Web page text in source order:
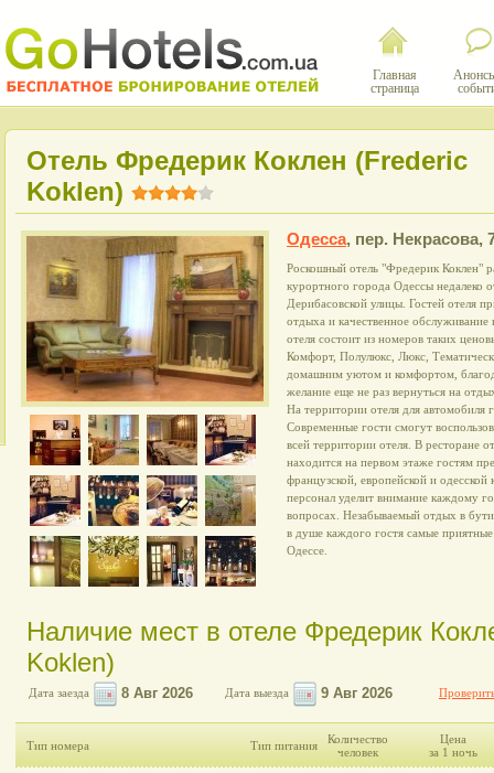
Главная
страница
Отель Фредерик Коклен (Frederic
Koklen)
Одесса, пер. Некрасова,
Роскошный отель "Фредерик Коклен"
курортного города Одессы недалеко
Дерибасовской улицы. Гостей отеля
отдыха и качественное
отеля состоит из номеров таких
Комфорт, Полулюкс, Люкс,
домашним уютом и комфортом,
желание еще не раз вернуться на
На территории отеля для автомобиля
Современные гости смогут
всей территории отеля. В ресторане
находится на первом этаже гостям
французской, европейской и
персонал уделит внимание каждому
вопросах. Незабываемый отдых в
в душе каждого гостя самые
Одессе.
Наличие мест в отеле Фредерик
Koklen)
Дата заезда Дата выезда
Тип номера Тип питания
Количество
человек
Цена
за 1 ночь